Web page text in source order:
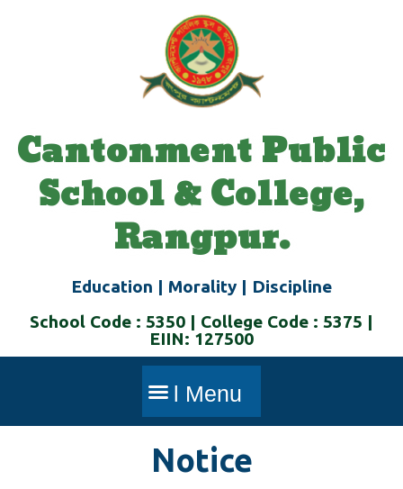
Cantonment Public
School & College,
Rangpur.
Education | Morality | Discipline
School Code : 5350 | College Code : 5375 |
EIIN: 127500
Notice